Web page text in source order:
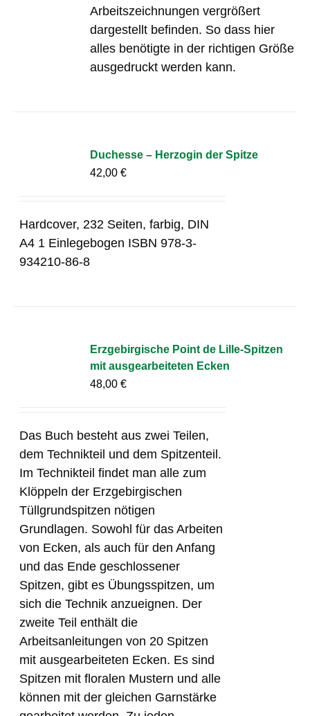
Arbeitszeichnungen vergrößert
dargestellt befinden. So dass hier
alles benötigte in der richtigen Größe
ausgedruckt werden kann.
Duchesse – Herzogin der Spitze
42,00€
Hardcover, 232 Seiten, farbig, DIN
A4 1 Einlegebogen ISBN 978-3-
934210-86-8
Erzgebirgische Point de Lille-Spitzen
mit ausgearbeiteten Ecken
48,00€
Das Buch besteht aus zwei Teilen,
dem Technikteil und dem Spitzenteil.
Im Technikteil findet man alle zum
Klöppeln der Erzgebirgischen
Tüllgrundspitzen nötigen
Grundlagen. Sowohl für das Arbeiten
von Ecken, als auch für den Anfang
und das Ende geschlossener
Spitzen, gibt es Übungsspitzen, um
sich die Technik anzueignen. Der
zweite Teil enthält die
Arbeitsanleitungen von 20 Spitzen
mit ausgearbeiteten Ecken. Es sind
Spitzen mit floralen Mustern und alle
können mit der gleichen Garnstärke